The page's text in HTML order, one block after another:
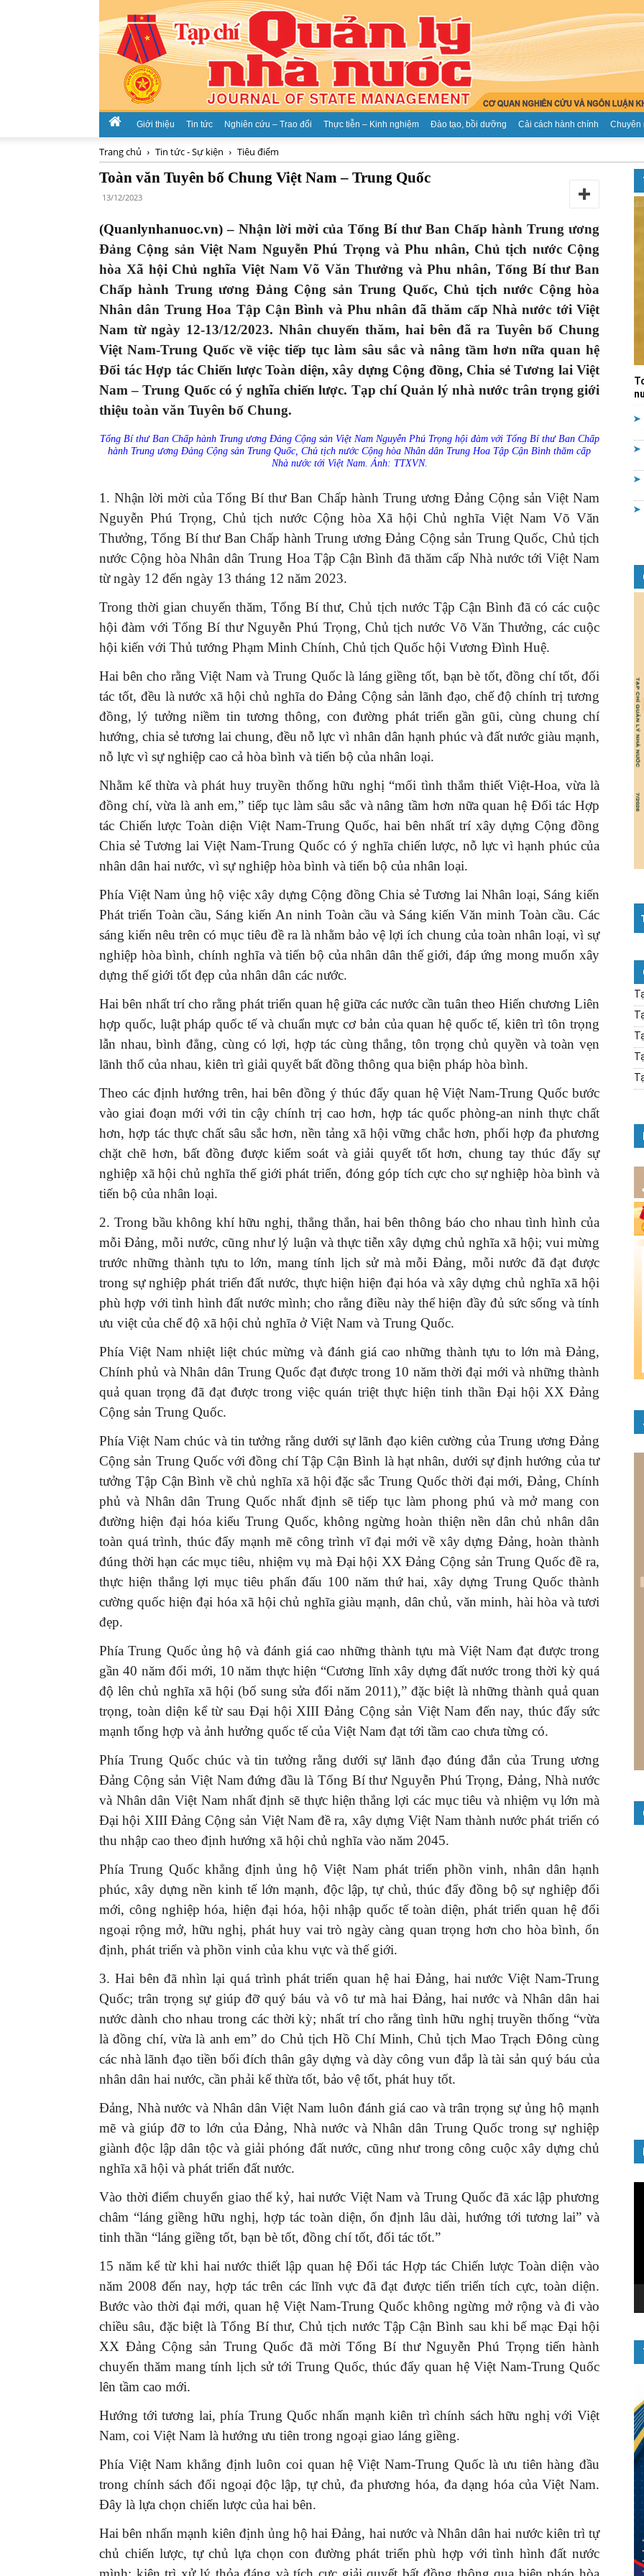
chí
Quản
lý
nhà
nước
Giới thiệu Tin tức Nghiên cứu – Trao đổi Thực tiễn – Kinh nghiệm Đào tạo, bồi dưỡng Cải cách hành chính Chuyên
Trang chủ Tin tức - Sự kiện Tiêu điểm
Toàn văn Tuyên bố Chung Việt Nam – Trung Quốc
13/12/2023
(Quanlynhanuoc.vn) – Nhận lời mời của Tổng Bí thư Ban Chấp hành Trung ương
Đảng Cộng sản Việt Nam Nguyễn Phú Trọng và Phu nhân, Chủ tịch nước Cộng
hòa Xã hội Chủ nghĩa Việt Nam Võ Văn Thưởng và Phu nhân, Tổng Bí thư Ban
Chấp hành Trung ương Đảng Cộng sản Trung Quốc, Chủ tịch nước Cộng hòa
Nhân dân Trung Hoa Tập Cận Bình và Phu nhân đã thăm cấp Nhà nước tới Việt
Nam từ ngày 12-13/12/2023. Nhân chuyến thăm, hai bên đã ra Tuyên bố Chung
Việt Nam-Trung Quốc về việc tiếp tục làm sâu sắc và nâng tầm hơn nữa quan hệ
Đối tác Hợp tác Chiến lược Toàn diện, xây dựng Cộng đồng, Chia sẻ Tương lai Việt
Nam – Trung Quốc có ý nghĩa chiến lược. Tạp chí Quản lý nhà nước trân trọng giới
thiệu toàn văn Tuyên bố Chung.
Tổng Bí thư Ban Chấp hành Trung ương Đảng Cộng sản Việt Nam Nguyễn Phú Trọng hội đàm với Tổng Bí thư Ban Chấp
hành Trung ương Đảng Cộng sản Trung Quốc, Chủ tịch nước Cộng hòa Nhân dân Trung Hoa Tập Cận Bình thăm cấp
Nhà nước tới Việt Nam. Ảnh: TTXVN.
1. Nhận lời mời của Tổng Bí thư Ban Chấp hành Trung ương Đảng Cộng sản Việt Nam
Nguyễn Phú Trọng, Chủ tịch nước Cộng hòa Xã hội Chủ nghĩa Việt Nam Võ Văn
Thưởng, Tổng Bí thư Ban Chấp hành Trung ương Đảng Cộng sản Trung Quốc, Chủ tịch
nước Cộng hòa Nhân dân Trung Hoa Tập Cận Bình đã thăm cấp Nhà nước tới Việt Nam
từ ngày 12 đến ngày 13 tháng 12 năm 2023.
Trong thời gian chuyến thăm, Tổng Bí thư, Chủ tịch nước Tập Cận Bình đã có các cuộc
hội đàm với Tổng Bí thư Nguyễn Phú Trọng, Chủ tịch nước Võ Văn Thưởng, các cuộc
hội kiến với Thủ tướng Phạm Minh Chính, Chủ tịch Quốc hội Vương Đình Huệ.
Hai bên cho rằng Việt Nam và Trung Quốc là láng giềng tốt, bạn bè tốt, đồng chí tốt, đối
tác tốt, đều là nước xã hội chủ nghĩa do Đảng Cộng sản lãnh đạo, chế độ chính trị tương
đồng, lý tưởng niềm tin tương thông, con đường phát triển gần gũi, cùng chung chí
hướng, chia sẻ tương lai chung, đều nỗ lực vì nhân dân hạnh phúc và đất nước giàu mạnh,
nỗ lực vì sự nghiệp cao cả hòa bình và tiến bộ của nhân loại.
Nhằm kế thừa và phát huy truyền thống hữu nghị “mối tình thắm thiết Việt-Hoa, vừa là
đồng chí, vừa là anh em,” tiếp tục làm sâu sắc và nâng tầm hơn nữa quan hệ Đối tác Hợp
tác Chiến lược Toàn diện Việt Nam-Trung Quốc, hai bên nhất trí xây dựng Cộng đồng
Chia sẻ Tương lai Việt Nam-Trung Quốc có ý nghĩa chiến lược, nỗ lực vì hạnh phúc của
nhân dân hai nước, vì sự nghiệp hòa bình và tiến bộ của nhân loại.
Phía Việt Nam ủng hộ việc xây dựng Cộng đồng Chia sẻ Tương lai Nhân loại, Sáng kiến
Phát triển Toàn cầu, Sáng kiến An ninh Toàn cầu và Sáng kiến Văn minh Toàn cầu. Các
sáng kiến nêu trên có mục tiêu đề ra là nhằm bảo vệ lợi ích chung của toàn nhân loại, vì sự
nghiệp hòa bình, chính nghĩa và tiến bộ của nhân dân thế giới, đáp ứng mong muốn xây
dựng thế giới tốt đẹp của nhân dân các nước.
Hai bên nhất trí cho rằng phát triển quan hệ giữa các nước cần tuân theo Hiến chương Liên
hợp quốc, luật pháp quốc tế và chuẩn mực cơ bản của quan hệ quốc tế, kiên trì tôn trọng
lẫn nhau, bình đẳng, cùng có lợi, hợp tác cùng thắng, tôn trọng chủ quyền và toàn vẹn
lãnh thổ của nhau, kiên trì giải quyết bất đồng thông qua biện pháp hòa bình.
Theo các định hướng trên, hai bên đồng ý thúc đẩy quan hệ Việt Nam-Trung Quốc bước
vào giai đoạn mới với tin cậy chính trị cao hơn, hợp tác quốc phòng-an ninh thực chất
hơn, hợp tác thực chất sâu sắc hơn, nền tảng xã hội vững chắc hơn, phối hợp đa phương
chặt chẽ hơn, bất đồng được kiểm soát và giải quyết tốt hơn, chung tay thúc đẩy sự
nghiệp xã hội chủ nghĩa thế giới phát triển, đóng góp tích cực cho sự nghiệp hòa bình và
tiến bộ của nhân loại.
2. Trong bầu không khí hữu nghị, thẳng thắn, hai bên thông báo cho nhau tình hình của
mỗi Đảng, mỗi nước, cũng như lý luận và thực tiễn xây dựng chủ nghĩa xã hội; vui mừng
trước những thành tựu to lớn, mang tính lịch sử mà mỗi Đảng, mỗi nước đã đạt được
trong sự nghiệp phát triển đất nước, thực hiện hiện đại hóa và xây dựng chủ nghĩa xã hội
phù hợp với tình hình đất nước mình; cho rằng điều này thể hiện đầy đủ sức sống và tính
ưu việt của chế độ xã hội chủ nghĩa ở Việt Nam và Trung Quốc.
Phía Việt Nam nhiệt liệt chúc mừng và đánh giá cao những thành tựu to lớn mà Đảng,
Chính phủ và Nhân dân Trung Quốc đạt được trong 10 năm thời đại mới và những thành
quả quan trọng đã đạt được trong việc quán triệt thực hiện tinh thần Đại hội XX Đảng
Cộng sản Trung Quốc.
Phía Việt Nam chúc và tin tưởng rằng dưới sự lãnh đạo kiên cường của Trung ương Đảng
Cộng sản Trung Quốc với đồng chí Tập Cận Bình là hạt nhân, dưới sự định hướng của tư
tưởng Tập Cận Bình về chủ nghĩa xã hội đặc sắc Trung Quốc thời đại mới, Đảng, Chính
phủ và Nhân dân Trung Quốc nhất định sẽ tiếp tục làm phong phú và mở mang con
đường hiện đại hóa kiểu Trung Quốc, không ngừng hoàn thiện nền dân chủ nhân dân
toàn quá trình, thúc đẩy mạnh mẽ công trình vĩ đại mới về xây dựng Đảng, hoàn thành
đúng thời hạn các mục tiêu, nhiệm vụ mà Đại hội XX Đảng Cộng sản Trung Quốc đề ra,
thực hiện thắng lợi mục tiêu phấn đấu 100 năm thứ hai, xây dựng Trung Quốc thành
cường quốc hiện đại hóa xã hội chủ nghĩa giàu mạnh, dân chủ, văn minh, hài hòa và tươi
đẹp.
Phía Trung Quốc ủng hộ và đánh giá cao những thành tựu mà Việt Nam đạt được trong
gần 40 năm đổi mới, 10 năm thực hiện “Cương lĩnh xây dựng đất nước trong thời kỳ quá
độ lên chủ nghĩa xã hội (bổ sung sửa đổi năm 2011),” đặc biệt là những thành quả quan
trọng, toàn diện kể từ sau Đại hội XIII Đảng Cộng sản Việt Nam đến nay, thúc đẩy sức
mạnh tổng hợp và ảnh hưởng quốc tế của Việt Nam đạt tới tầm cao chưa từng có.
Phía Trung Quốc chúc và tin tưởng rằng dưới sự lãnh đạo đúng đắn của Trung ương
Đảng Cộng sản Việt Nam đứng đầu là Tổng Bí thư Nguyễn Phú Trọng, Đảng, Nhà nước
và Nhân dân Việt Nam nhất định sẽ thực hiện thắng lợi các mục tiêu và nhiệm vụ lớn mà
Đại hội XIII Đảng Cộng sản Việt Nam đề ra, xây dựng Việt Nam thành nước phát triển có
thu nhập cao theo định hướng xã hội chủ nghĩa vào năm 2045.
Phía Trung Quốc khẳng định ủng hộ Việt Nam phát triển phồn vinh, nhân dân hạnh
phúc, xây dựng nền kinh tế lớn mạnh, độc lập, tự chủ, thúc đẩy đồng bộ sự nghiệp đổi
mới, công nghiệp hóa, hiện đại hóa, hội nhập quốc tế toàn diện, phát triển quan hệ đối
ngoại rộng mở, hữu nghị, phát huy vai trò ngày càng quan trọng hơn cho hòa bình, ổn
định, phát triển và phồn vinh của khu vực và thế giới.
3. Hai bên đã nhìn lại quá trình phát triển quan hệ hai Đảng, hai nước Việt Nam-Trung
Quốc; trân trọng sự giúp đỡ quý báu và vô tư mà hai Đảng, hai nước và Nhân dân hai
nước dành cho nhau trong các thời kỳ; nhất trí cho rằng tình hữu nghị truyền thống “vừa
là đồng chí, vừa là anh em” do Chủ tịch Hồ Chí Minh, Chủ tịch Mao Trạch Đông cùng
các nhà lãnh đạo tiền bối đích thân gây dựng và dày công vun đắp là tài sản quý báu của
nhân dân hai nước, cần phải kế thừa tốt, bảo vệ tốt, phát huy tốt.
Đảng, Nhà nước và Nhân dân Việt Nam luôn đánh giá cao và trân trọng sự ủng hộ mạnh
mẽ và giúp đỡ to lớn của Đảng, Nhà nước và Nhân dân Trung Quốc trong sự nghiệp
giành độc lập dân tộc và giải phóng đất nước, cũng như trong công cuộc xây dựng chủ
nghĩa xã hội và phát triển đất nước.
Vào thời điểm chuyển giao thế kỷ, hai nước Việt Nam và Trung Quốc đã xác lập phương
châm “láng giềng hữu nghị, hợp tác toàn diện, ổn định lâu dài, hướng tới tương lai” và
tinh thần “láng giềng tốt, bạn bè tốt, đồng chí tốt, đối tác tốt.”
15 năm kể từ khi hai nước thiết lập quan hệ Đối tác Hợp tác Chiến lược Toàn diện vào
năm 2008 đến nay, hợp tác trên các lĩnh vực đã đạt được tiến triển tích cực, toàn diện.
Bước vào thời đại mới, quan hệ Việt Nam-Trung Quốc không ngừng mở rộng và đi vào
chiều sâu, đặc biệt là Tổng Bí thư, Chủ tịch nước Tập Cận Bình sau khi bế mạc Đại hội
XX Đảng Cộng sản Trung Quốc đã mời Tổng Bí thư Nguyễn Phú Trọng tiến hành
chuyến thăm mang tính lịch sử tới Trung Quốc, thúc đẩy quan hệ Việt Nam-Trung Quốc
lên tầm cao mới.
Hướng tới tương lai, phía Trung Quốc nhấn mạnh kiên trì chính sách hữu nghị với Việt
Nam, coi Việt Nam là hướng ưu tiên trong ngoại giao láng giềng.
Phía Việt Nam khẳng định luôn coi quan hệ Việt Nam-Trung Quốc là ưu tiên hàng đầu
trong chính sách đối ngoại độc lập, tự chủ, đa phương hóa, đa dạng hóa của Việt Nam.
Đây là lựa chọn chiến lược của hai bên.
Hai bên nhấn mạnh kiên định ủng hộ hai Đảng, hai nước và Nhân dân hai nước kiên trì tự
chủ chiến lược, tự chủ lựa chọn con đường phát triển phù hợp với tình hình đất nước
GIỚI THIỆU SÁCH
Quản trị nhân tài – Từ lý thuyết
đến thực tiễn
08/12/2025